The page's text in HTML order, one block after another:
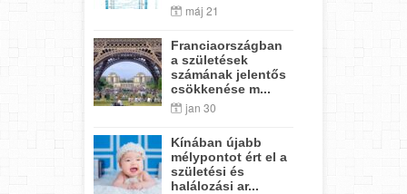
máj 21
Franciaországban
a születések
számának jelentős
csökkenése m...
jan 30
Kínában újabb
mélypontot ért el a
születési és
halálozási ar...